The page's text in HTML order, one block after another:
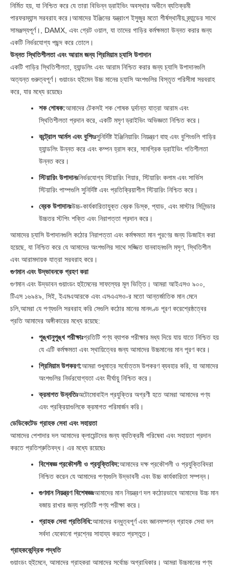
নির্মিত হয়, যা নিশ্চিত করে যে তারা বিভিন্ন ড্রাইভিং অবস্থার অধীনে ব্যতিক্রমী
পারফরম্যান্স সরবরাহ করে।আমাদের ইঞ্জিনের যন্ত্রাংশ ইসুজুর মতো শীর্ষস্থানীয় ব্র্যান্ডের সাথে
সামঞ্জস্যপূর্ণ।, DAMX, এবং গ্রেট ওয়াল, যা তাদের গাড়ির কর্মক্ষমতা উন্নত করার জন্য
একটি নির্ভরযোগ্য পছন্দ করে তোলে।
উন্নত স্থিতিশীলতা এবং আরাম জন্য প্রিমিয়াম চ্যাসি উপাদান
একটি গাড়ির স্থিতিশীলতা, হ্যান্ডলিং এবং আরাম নিশ্চিত করার জন্য চ্যাসি উপাদানগুলি
অত্যন্ত গুরুত্বপূর্ণ। গুয়াংডং হুইমেন উচ্চ মানের চ্যাসি অংশগুলির বিস্তৃত পরিসীমা সরবরাহ
করে, যার মধ্যে রয়েছেঃ
শক শোষক:আমাদের টেকসই শক শোষক দুর্দান্ত যাত্রা আরাম এবং
স্থিতিশীলতা প্রদান করে, একটি মসৃণ ড্রাইভিং অভিজ্ঞতা নিশ্চিত করে।
কন্ট্রোল আর্মস এবং বুশিংঃসুনির্দিষ্ট ইঞ্জিনিয়ারিং নিয়ন্ত্রণ বাহু এবং বুশিংগুলি গাড়ির
হ্যান্ডলিং উন্নত করে এবং কম্পন হ্রাস করে, সামগ্রিক ড্রাইভিং গতিশীলতা
উন্নত করে।
স্টিয়ারিং উপাদানঃনির্ভরযোগ্য স্টিয়ারিং গিয়ার, স্টিয়ারিং কলাম এবং সার্ভিস
স্টিয়ারিং পাম্পগুলি সুনির্দিষ্ট এবং প্রতিক্রিয়াশীল স্টিয়ারিং নিশ্চিত করে।
ব্রেক উপাদানঃউচ্চ-কার্যকারিতাযুক্ত ব্রেক ডিস্ক, প্যাড, এবং মাস্টার সিলিন্ডার
উচ্চতর স্টপিং শক্তি এবং নিরাপত্তা প্রদান করে।
আমাদের চ্যাসি উপাদানগুলি কঠোর নিরাপত্তা এবং কর্মক্ষমতা মান পূরণের জন্য ডিজাইন করা
হয়েছে, যা নিশ্চিত করে যে আমাদের অংশগুলির সাথে সজ্জিত যানবাহনগুলি মসৃণ, স্থিতিশীল
এবং আরামদায়ক যাত্রা সরবরাহ করে।
গুণমান এবং উদ্ভাবনকে গ্রহণ করা
গুণমান এবং উদ্ভাবন গুয়াংডং হুইমেনের সাফল্যের মূল ভিত্তি। আমরা আইএসও ৯০০,
টিএস ১৬৯৪৯, সিই, ইএমএআরকে এবং এসএএসও-র মতো আন্তর্জাতিক মান মেনে
চলি,আমরা যে পণ্যগুলি সরবরাহ করি সেগুলি কঠোর মানের মানদণ্ড পূরণ করেশ্রেষ্ঠত্বের
প্রতি আমাদের অঙ্গীকারের মধ্যে রয়েছে:
পুঙ্খানুপুঙ্খ পরীক্ষাঃপ্রতিটি পণ্য ব্যাপক পরীক্ষার মধ্য দিয়ে যায় যাতে নিশ্চিত হয়
যে এটি কর্মক্ষমতা এবং স্থায়িত্বের জন্য আমাদের উচ্চমানের মান পূরণ করে।
প্রিমিয়াম উপকরণ:আমরা শুধুমাত্র সর্বোত্তম উপকরণ ব্যবহার করি, যা আমাদের
অংশগুলির নির্ভরযোগ্যতা এবং দীর্ঘায়ু নিশ্চিত করে।
ক্রমাগত উন্নতিঃঅটোমোবাইল প্রযুক্তির অগ্রণী হতে আমরা আমাদের পণ্য
এবং প্রক্রিয়াগুলিকে ক্রমাগত পরিমার্জন করি।
ডেডিকেটেড গ্রাহক সেবা এবং সহায়তা
আমাদের পেশাদার দল আমাদের ক্লায়েন্টদের জন্য ব্যতিক্রমী পরিষেবা এবং সহায়তা প্রদান
করতে প্রতিশ্রুতিবদ্ধ। এর মধ্যে রয়েছেঃ
বিশেষজ্ঞ প্রকৌশলী ও প্রযুক্তিবিদ:আমাদের দক্ষ প্রকৌশলী ও প্রযুক্তিবিদরা
নিশ্চিত করেন যে আমাদের পণ্যগুলি উদ্ভাবনী এবং উচ্চ কার্যকারিতা সম্পন্ন।
গুণমান নিয়ন্ত্রণ বিশেষজ্ঞঃআমাদের মান নিয়ন্ত্রণ দল কঠোরভাবে আমাদের উচ্চ মান
বজায় রাখার জন্য প্রতিটি পণ্য পরীক্ষা করে।
গ্রাহক সেবা প্রতিনিধি:আমাদের বন্ধুত্বপূর্ণ এবং জ্ঞানসম্পন্ন গ্রাহক সেবা দল
সর্বদা যেকোনো প্রশ্নের সাহায্য করতে প্রস্তুত।
গ্রাহককেন্দ্রিক পদ্ধতি
গুয়াংডং হুইমেনে, আমাদের গ্রাহকরা আমাদের সর্বোচ্চ অগ্রাধিকার। আমরা উচ্চমানের পণ্য